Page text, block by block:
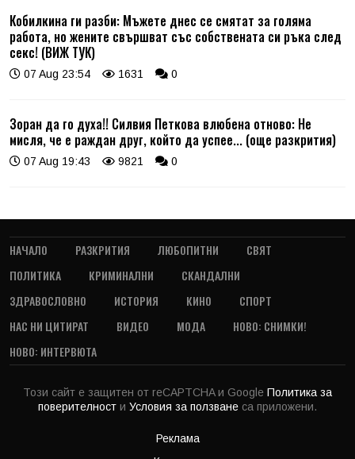
Кобилкина ги разби: Мъжете днес се смятат за голяма
работа, но жените свършват със собствената си ръка след
секс! (ВИЖ ТУК)
07 Aug 23:54 1631 0
Зоран да го духа!! Силвия Петкова влюбена отново: Не
мисля, че е раждан друг, който да успее... (още разкрития)
07 Aug 19:43 9821 0
НАЧАЛО РАЗКРИТИЯ ЛЮБОПИТНИ
СВЯТ
ПОЛИТИКА
КРИМИНАЛНИ
СКАНДАЛНИ
ЗДРАВОСЛОВНО
ИСТОРИЯ КИНО
СПОРТ
НАС НИ ЦИТИРАТ
ВИДЕО МОДА
НОВО: СНИМКИ!
НОВО: ИНТЕРВЮТА
Този сайт е защитен от reCAPTCHA и Google Политика за
поверителност и Условия за ползване са приложени.
Реклама